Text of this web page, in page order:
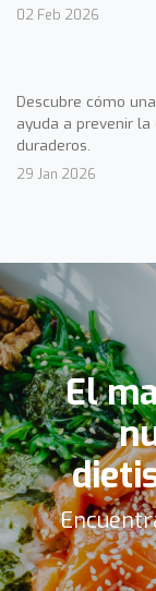
02 Feb 2026
Descubre cómo
ayuda a prevenir
duraderos.
29 Jan 2026
El